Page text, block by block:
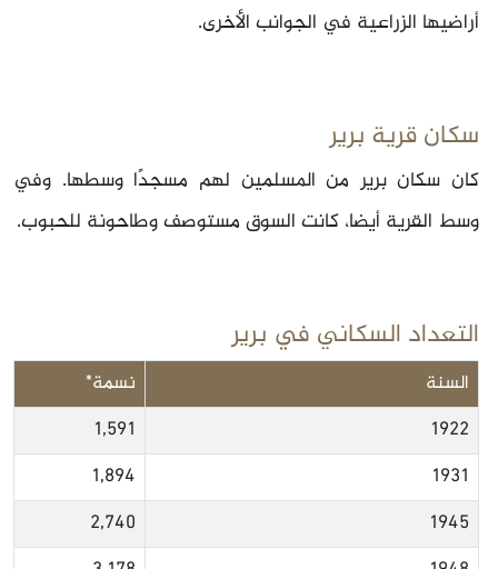
أراضيها الزراعية في الجوانب الأخرى.
سكان قرية برير
كان سكان برير من المسلمين لهم مسجدًا وسطها. وفي
وسط القرية أيضا، كانت السوق مستوصف وطاحونة للحبوب.
التعداد السكاني في برير
السنة
نسمة*
1922
1,591
1931
1,894
1945
2,740